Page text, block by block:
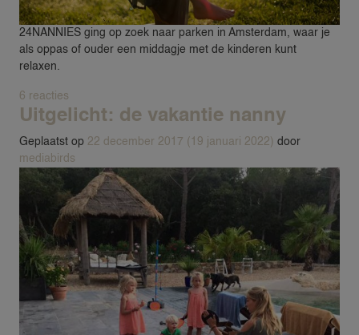
24NANNIES ging op zoek naar parken in Amsterdam, waar je
als oppas of ouder een middagje met de kinderen kunt
relaxen.
6 reacties
Uitgelicht: de vakantie nanny
Geplaatst op 22 december 2017 (19 januari 2022) door
mediabirds